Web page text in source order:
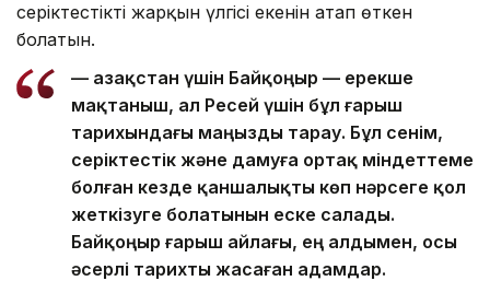
серіктестіктің жарқын үлгісі екенін атап өткен
болатын.
— Қазақстан үшін Байқоңыр — ерекше
мақтаныш, ал Ресей үшін бұл ғарыш
тарихындағы маңызды тарау. Бұл сенім,
серіктестік және дамуға ортақ міндеттеме
болған кезде қаншалықты көп нәрсеге қол
жеткізуге болатынын еске салады.
Байқоңыр ғарыш айлағы, ең алдымен, осы
әсерлі тарихты жасаған адамдар.